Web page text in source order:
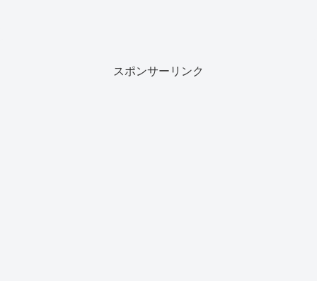
スポンサーリンク